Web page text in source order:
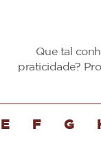
Que tal
praticidade?
E F G